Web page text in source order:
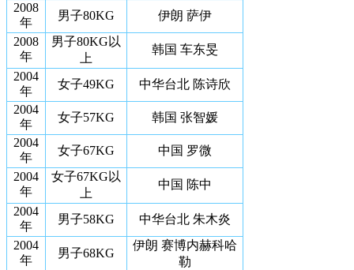
2008
年
男子80KG
伊朗 萨伊
2008
年
男子80KG以
上
韩国 车东旻
2004
年
女子49KG
中华台北 陈诗欣
2004
年
女子57KG
韩国 张智媛
2004
年
女子67KG
中国 罗微
2004
年
女子67KG以
上
中国 陈中
2004
年
男子58KG
中华台北 朱木炎
2004
年
男子68KG
伊朗 赛博内赫科哈
勒